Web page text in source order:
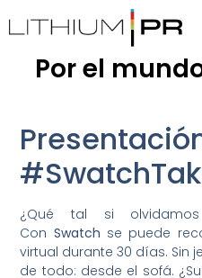
Por el
¿Qué tal si
Con Swatch se puede
virtual durante 30 días. Sin
de todo: desde el sofá.